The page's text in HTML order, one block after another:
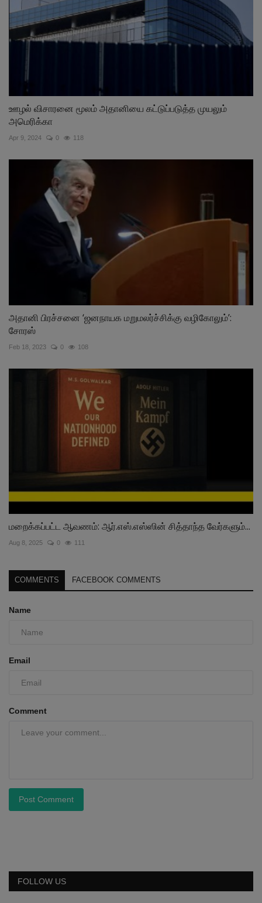
ஊழல் விசாரனை மூலம் அதானியை கட்டுப்படுத்த முயலும்
அமெரிக்கா
Apr 9, 2024 0 118
அதானி பிரச்சனை ‘ஜனநாயக மறுமலர்ச்சிக்கு வழிகோலும்’:
சோரஸ்
Feb 18, 2023 0 108
மறைக்கப்பட்ட ஆவணம்: ஆர்.எஸ்.எஸ்ஸின் சித்தாந்த வேர்களும்...
Aug 8, 2025 0 111
COMMENTS FACEBOOK COMMENTS
Name
Email
Comment
Post Comment
FOLLOW US